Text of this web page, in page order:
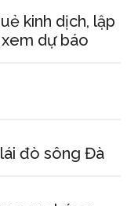
kinh dịch, lập
dự báo
đò sông Đà